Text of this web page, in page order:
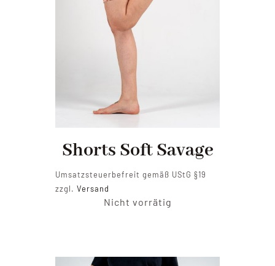
Shorts Soft Savage
Umsatzsteuerbefreit gemäß UStG §19
zzgl.Versand
Nicht vorrätig